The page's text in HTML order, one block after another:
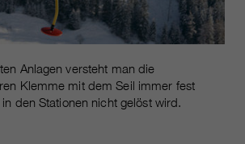
Anlagen versteht man die
Klemme mit dem Seil immer fest
den Stationen nicht gelöst wird.
Wird verwendet, um vor Spam zu
Bots verursacht wird.
_ga, _gid, _gat, __utma, __utmb,
__utmc, __utmd, __utmz
Google Analytics
Cookie-Informationen